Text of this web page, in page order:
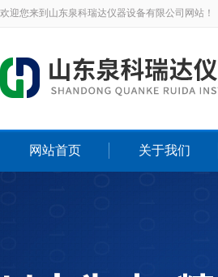
欢迎您来到山东泉科瑞达仪器设备有限公司网站！
网站首页 关于我们